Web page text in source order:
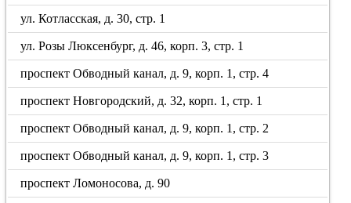
ул. Котласская, д. 30, стр. 1
ул. Розы Люксенбург, д. 46, корп. 3, стр. 1
проспект Обводный канал, д. 9, корп. 1, стр. 4
проспект Новгородский, д. 32, корп. 1, стр. 1
проспект Обводный канал, д. 9, корп. 1, стр. 2
проспект Обводный канал, д. 9, корп. 1, стр. 3
проспект Ломоносова, д. 90